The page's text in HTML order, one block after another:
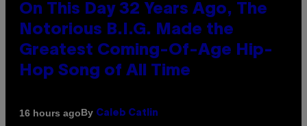
On This Day 32 Years Ago, The
Notorious B.I.G. Made the
Greatest Coming-Of-Age Hip-
Hop Song of All Time
16 hours agoBy Caleb Catlin